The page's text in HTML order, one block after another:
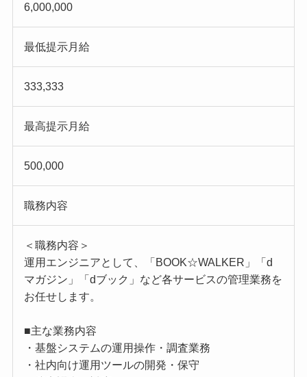
6,000,000
最低提示月給
333,333
最高提示月給
500,000
職務内容
＜職務内容＞
運用エンジニアとして、「BOOK☆WALKER」「d
マガジン」「dブック」など各サービスの管理業務を
お任せします。
■主な業務内容
・基盤システムの運用操作・調査業務
・社内向け運用ツールの開発・保守